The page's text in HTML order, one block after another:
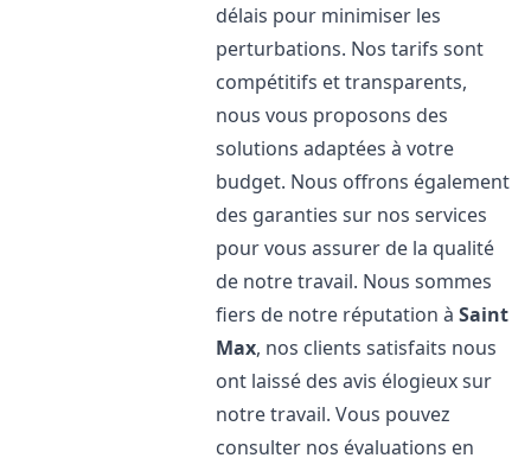
délais pour minimiser les
perturbations. Nos tarifs sont
compétitifs et transparents,
nous vous proposons des
solutions adaptées à votre
budget. Nous offrons également
des garanties sur nos services
pour vous assurer de la qualité
de notre travail. Nous sommes
fiers de notre réputation àSaint
Max, nos clients satisfaits nous
ont laissé des avis élogieux sur
notre travail. Vous pouvez
consulter nos évaluations en